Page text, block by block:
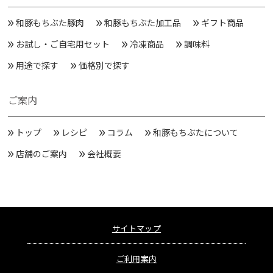
和豚もちぶた豚肉 和豚もちぶた加工品
ギフト商品
お試し・ご自宅用セット
冷凍商品
調味料
用途で探す
価格別で探す
ご案内
トップ レシピ コラム
和豚もちぶたについて
店舗のご案内
会社概要
サイトマップ
ご利用案内